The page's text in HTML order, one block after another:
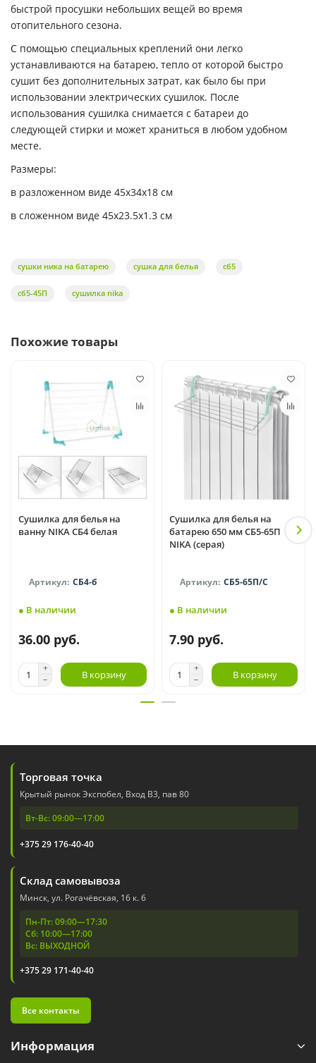
быстрой просушки небольших вещей во время
отопительного сезона.
С помощью специальных креплений они легко
устанавливаются на батарею, тепло от которой быстро
сушит без дополнительных затрат, как было бы при
использовании электрических сушилок. После
использования сушилка снимается с батареи до
следующей стирки и может храниться в любом удобном
месте.
Размеры:
в разложенном виде 45х34х18 см
в сложенном виде 45х23.5х1.3 см
сушки ника на батарею сушка для белья сб5
сб5-45П сушилка nika
Похожие товары
Сушилка для белья на
ванну NIKA СБ4 белая
СБ4-б
● В наличии
36.00 руб.
В корзину
Сушилка для белья на
батарею 650 мм СБ5-65П
NIKA (серая)
СБ5-65П/С
● В наличии
7.90 руб.
В корзину
Торговая точка
Крытый рынок Экспобел, Вход В3, пав 80
Вт-Вс: 09:00—17:00
+375 29 176-40-40
Склад самовывоза
Минск, ул. Рогачёвская, 16 к. 6
Пн-Пт: 09:00—17:30
Сб: 10:00—17:00
Вс: ВЫХОДНОЙ
+375 29 171-40-40
Все контакты
Информация